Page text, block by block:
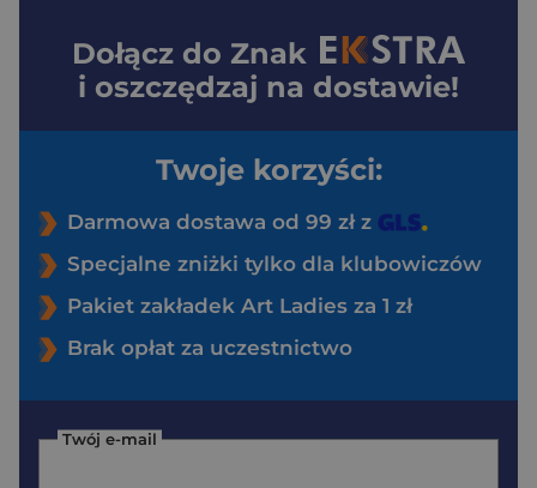
Dołącz do Znak
i oszczędzaj na dostawie!
Twoje korzyści:
Darmowa dostawa od 99 zł z
Specjalne zniżki tylko dla klubowiczów
Pakiet zakładek Art Ladies za 1 zł
Brak opłat za uczestnictwo
Twój e-mail